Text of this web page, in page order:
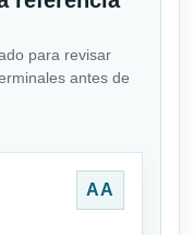
para revisar
antes de
AA